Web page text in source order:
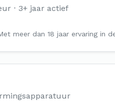
3+ jaar actief
meer dan 18 jaar ervaring